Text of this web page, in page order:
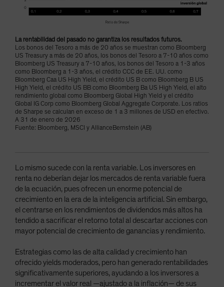
La rentabilidad del pasado no garantiza los resultados futuros.
Los bonos del Tesoro a más de 20 años se muestran como Bloomberg
US Treasury a más de 20 años, los bonos del Tesoro a 7-10 años como
Bloomberg US Treasury a 7-10 años, los bonos del Tesoro a 1-3 años
como Bloomberg a 1-3 años, el crédito CCC de EE. UU. como
Bloomberg Caa US High Yield, el crédito US B como Bloomberg B US
High Yield, el crédito US BB como Bloomberg Ba US High Yield, el alto
rendimiento global como Bloomberg Global High Yield y el crédito
Global IG Corp como Bloomberg Global Aggregate Corporate. Los ratios
de Sharpe se calculan en exceso de 1 a 3 millones de USD en efectivo.
A 31 de enero de 2026
Fuente: Bloomberg, MSCI y AllianceBernstein (AB)
Lo mismo sucede con la renta variable. Los inversores en
renta no deberían dejar los mercados de renta variable fuera
de la ecuación, pues ofrecen un enorme potencial de
crecimiento en la era de la inteligencia artificial. Sin embargo,
el centrarse en los rendimientos de dividendos más altos ha
tendido a sacrificar el retorno total al descartar acciones con
mayor potencial de crecimiento de ganancias y rendimiento.
Estrategias como las de alta calidad y crecimiento han
ofrecido yields moderados, pero han generado rentabilidades
significativamente superiores, ayudando a los inversores a
incrementar el valor real —ajustado a la inflación— de sus